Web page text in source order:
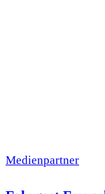
Medienpartner